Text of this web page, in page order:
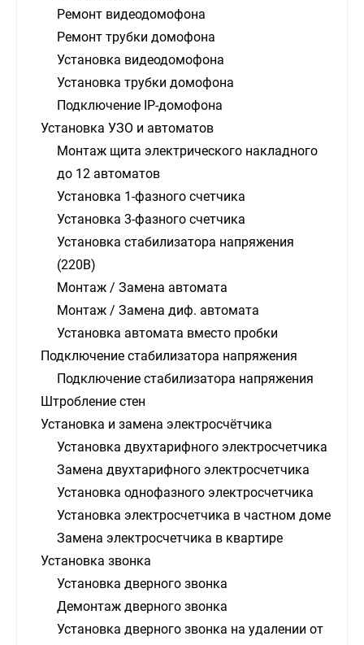
Ремонт видеодомофона
Ремонт трубки домофона
Установка видеодомофона
Установка трубки домофона
Подключение IP-домофона
Установка УЗО и автоматов
Монтаж щита электрического накладного
до 12 автоматов
Установка 1-фазного счетчика
Установка 3-фазного счетчика
Установка стабилизатора напряжения
(220В)
Монтаж / Замена автомата
Монтаж / Замена диф. автомата
Установка автомата вместо пробки
Подключение стабилизатора напряжения
Подключение стабилизатора напряжения
Штробление стен
Установка и замена электросчётчика
Установка двухтарифного электросчетчика
Замена двухтарифного электросчетчика
Установка однофазного электросчетчика
Установка электросчетчика в частном доме
Замена электросчетчика в квартире
Установка звонка
Установка дверного звонка
Демонтаж дверного звонка
Установка дверного звонка на удалении от